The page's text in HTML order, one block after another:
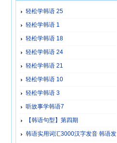
轻松学韩语 25
轻松学韩语 1
轻松学韩语 18
轻松学韩语 24
轻松学韩语 21
轻松学韩语 10
轻松学韩语 3
听故事学韩语7
【韩语句型】第四期
韩语实用词汇3000汉字发音 韩语发